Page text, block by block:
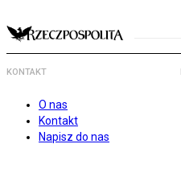
KONTAKT
O nas
Kontakt
Napisz do nas